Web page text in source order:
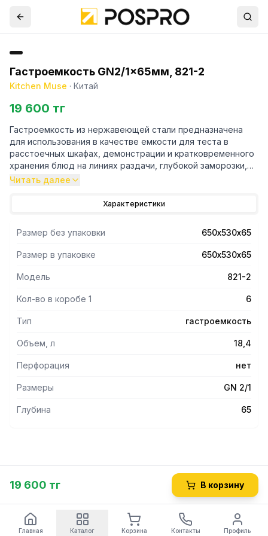
Гастроемкость GN2/1x65мм, 821-2
Kitchen Muse · Китай
19 600 тг
Гастроемкость из нержавеющей стали предназначена
для использования в качестве емкости для теста в
расстоечных шкафах, демонстрации и кратковременного
хранения блюд на линиях раздачи, глубокой заморозки,
охлаждения и последующего хранения продуктов,
оборудовании, а также для транспортировки продуктов.
Читать далее
Характеристики
Размер без упаковки 650х530х65
Размер в упаковке 650х530х65
Модель 821-2
Кол-во в коробе 1 6
Тип гастроемкость
Объем, л 18,4
Перфорация нет
Размеры GN 2/1
Глубина 65
19 600 тг В корзину
Главная Каталог Корзина Контакты Профиль